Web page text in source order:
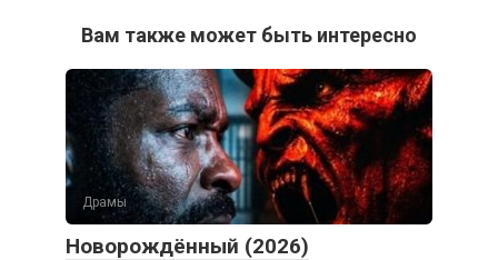
Вам также может быть интересно
Драмы
Новорождённый (2026)